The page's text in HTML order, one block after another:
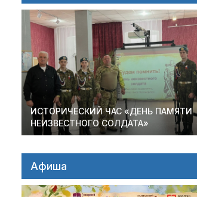
ИСТОРИЧЕСКИЙ ЧАС «ДЕНЬ ПАМЯТИ
НЕИЗВЕСТНОГО СОЛДАТА»
Афиша